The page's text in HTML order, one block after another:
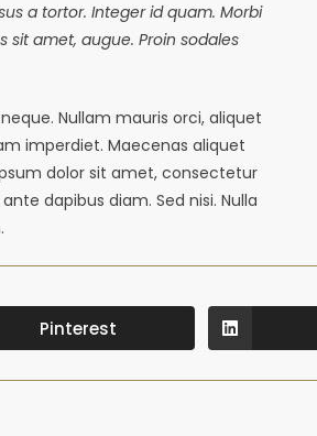
a tortor. Integer id quam. Morbi
sit amet, augue. Proin sodales
Nullam mauris orci, aliquet
imperdiet. Maecenas aliquet
dolor sit amet, consectetur
dapibus diam. Sed nisi. Nulla
Pinterest